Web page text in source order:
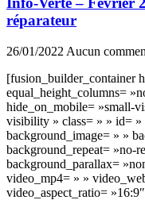
réparateur
26/01/2022 Aucun
[fusion_builder_container
equal_height_columns=
hide_on_mobile= »small-
visibility » class= » » id=
background_image= » »
background_repeat= »no-
background_parallax=
video_mp4= » »
video_aspect_ratio= »16:9″